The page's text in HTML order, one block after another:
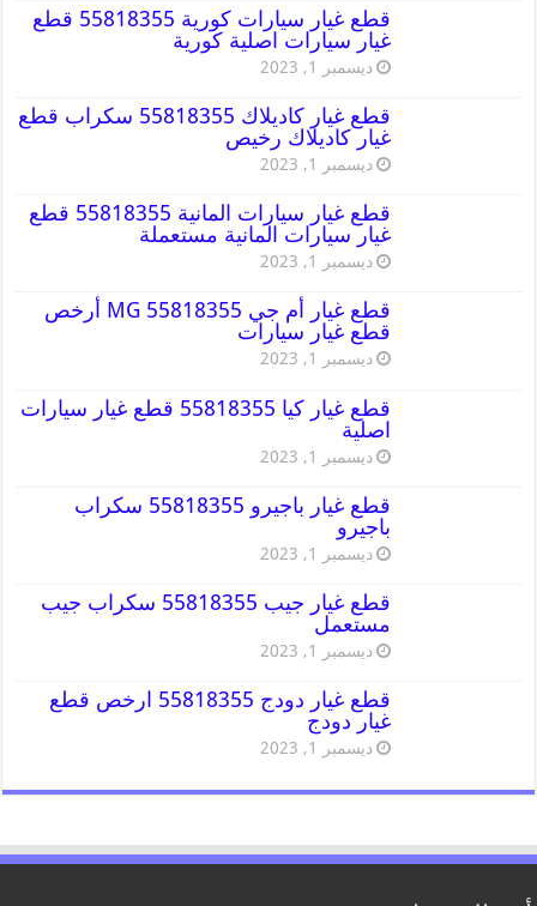
قطع غيار سيارات كورية 55818355 قطع
غيار سيارات اصلية كورية
ديسمبر 1, 2023
قطع غيار كاديلاك 55818355 سكراب قطع
غيار كاديلاك رخيص
ديسمبر 1, 2023
قطع غيار سيارات المانية 55818355 قطع
غيار سيارات المانية مستعملة
ديسمبر 1, 2023
قطع غيار أم جي MG 55818355 أرخص
قطع غيار سيارات
ديسمبر 1, 2023
قطع غيار كيا 55818355 قطع غيار سيارات
اصلية
ديسمبر 1, 2023
قطع غيار باجيرو 55818355 سكراب
باجيرو
ديسمبر 1, 2023
قطع غيار جيب 55818355 سكراب جيب
مستعمل
ديسمبر 1, 2023
قطع غيار دودج 55818355 ارخص قطع
غيار دودج
ديسمبر 1, 2023